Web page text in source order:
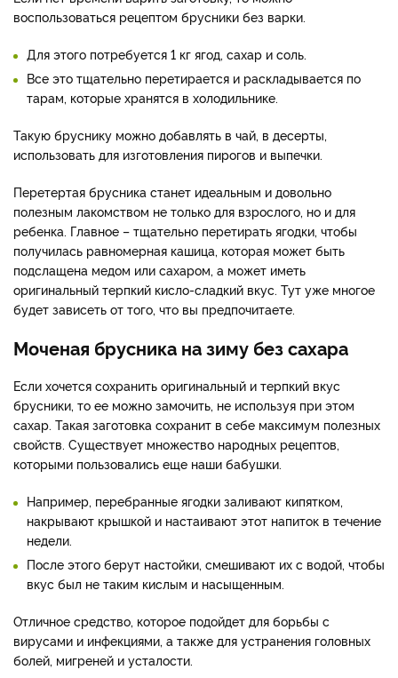
воспользоваться рецептом брусники без варки.
Для этого потребуется 1 кг ягод, сахар и соль.
Все это тщательно перетирается и раскладывается по
тарам, которые хранятся в холодильнике.
Такую бруснику можно добавлять в чай, в десерты,
использовать для изготовления пирогов и выпечки.
Перетертая брусника станет идеальным и довольно
полезным лакомством не только для взрослого, но и для
ребенка. Главное – тщательно перетирать ягодки, чтобы
получилась равномерная кашица, которая может быть
подслащена медом или сахаром, а может иметь
оригинальный терпкий кисло-сладкий вкус. Тут уже многое
будет зависеть от того, что вы предпочитаете.
Моченая брусника на зиму без сахара
Если хочется сохранить оригинальный и терпкий вкус
брусники, то ее можно замочить, не используя при этом
сахар. Такая заготовка сохранит в себе максимум полезных
свойств. Существует множество народных рецептов,
которыми пользовались еще наши бабушки.
Например, перебранные ягодки заливают кипятком,
накрывают крышкой и настаивают этот напиток в течение
недели.
После этого берут настойки, смешивают их с водой, чтобы
вкус был не таким кислым и насыщенным.
Отличное средство, которое подойдет для борьбы с
вирусами и инфекциями, а также для устранения головных
болей, мигреней и усталости.